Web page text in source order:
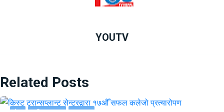
YOUTV
Related Posts